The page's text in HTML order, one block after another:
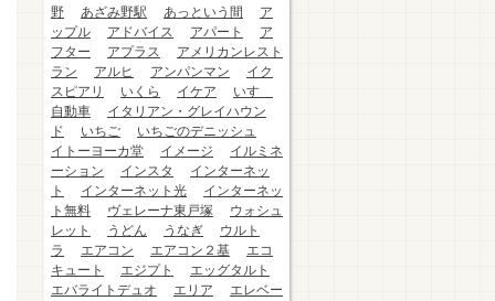
野
あざみ野駅 あっという間
ア
ップル
アドバイス アパート
ア
フター
アプラス
アメリカンレスト
ラン
アルヒ アンパンマン
イク
スピアリ
いくら イケア
いすゞ
自動車
イタリアン・グレイハウン
ド
いちご
いちごのデニッシュ
イトーヨーカ堂
イメージ
イルミネ
ーション
インスタ
インターネッ
ト
インターネット光
インターネッ
ト無料
ヴェレーナ東戸塚
ウォシュ
レット
うどん うなぎ
ウルト
ラ
エアコン エアコン２基
エコ
キュート
エジプト
エッグタルト
エバライトデュオ
エリア
エレベー